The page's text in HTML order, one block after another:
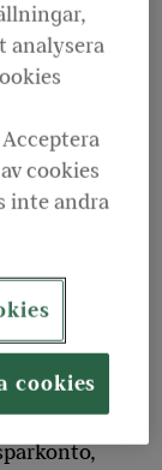
frivilligt,
i framtiden
egen
i pension.
den
med
behov, det
analysera
cookies
inte andra
cookies